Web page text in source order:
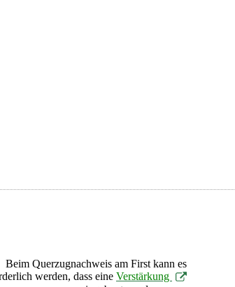
Beim Querzugnachweis am First kann es
werden, dass eine Verstärkung